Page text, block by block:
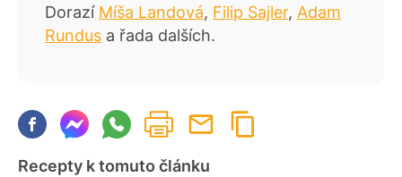
Dorazí Míša Landová, Filip Sajler, Adam
Rundus a řada dalších.
Recepty k tomuto článku